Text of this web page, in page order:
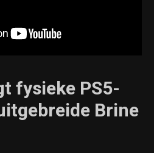
fysieke PS5-
Brine